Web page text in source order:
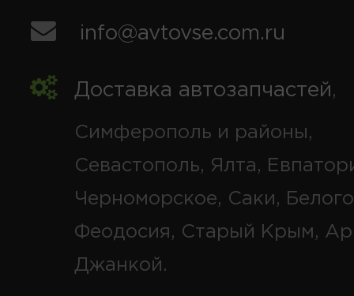
info@avtovse.com.ru
Доставка автозапчастей,
Симферополь и районы,
Севастополь, Ялта,
Черноморское, Саки,
Феодосия, Старый Крым,
Джанкой.